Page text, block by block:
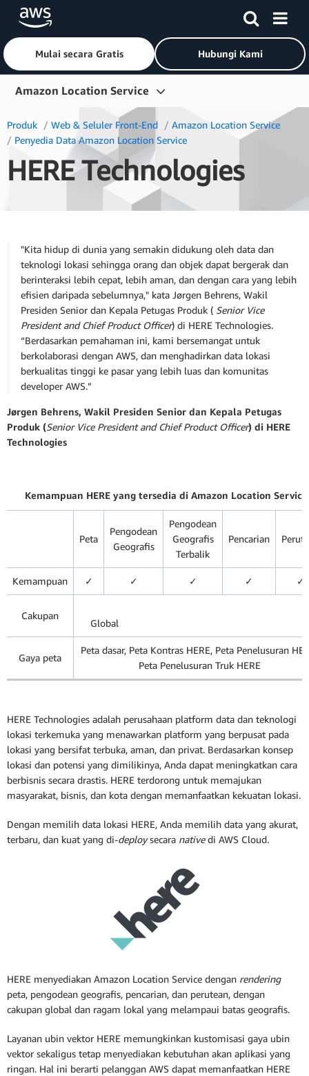
Lewati ke Konten Utama
Mulai secara Gratis Hubungi Kami
Amazon Location Service
Gambaran Umum
Produk
Industri
Sumber Daya
Produk Web & Seluler Front-End
Amazon Location Service
Penyedia Data Amazon Location Service
HERE Technologies
"Kita hidup di dunia yang semakin didukung oleh data dan
teknologi lokasi sehingga orang dan objek dapat bergerak dan
berinteraksi lebih cepat, lebih aman, dan dengan cara yang lebih
efisien daripada sebelumnya," kata Jørgen Behrens, Wakil
Presiden Senior dan Kepala Petugas Produk ( Senior Vice
President and Chief Product Officer) di HERE Technologies.
“Berdasarkan pemahaman ini, kami bersemangat untuk
berkolaborasi dengan AWS, dan menghadirkan data lokasi
berkualitas tinggi ke pasar yang lebih luas dan komunitas
developer AWS.”
Jørgen Behrens, Wakil Presiden Senior dan Kepala Petugas
Produk (Senior Vice President and Chief Product Officer) di HERE
Technologies
Kemampuan HERE yang tersedia di Amazon Location Service
Peta
Pengodean
Geografis
Pengodean
Geografis
Terbalik
Pencarian
Kemampuan ✓ ✓ ✓ ✓ ✓
Cakupan
Global
Gaya peta
Peta dasar, Peta Kontras HERE, Peta Penelusuran
Peta Penelusuran Truk HERE
HERE Technologies adalah perusahaan platform data dan teknologi
lokasi terkemuka yang menawarkan platform yang berpusat pada
lokasi yang bersifat terbuka, aman, dan privat. Berdasarkan konsep
lokasi dan potensi yang dimilikinya, Anda dapat meningkatkan cara
berbisnis secara drastis. HERE terdorong untuk memajukan
masyarakat, bisnis, dan kota dengan memanfaatkan kekuatan lokasi.
Dengan memilih data lokasi HERE, Anda memilih data yang akurat,
terbaru, dan kuat yang di-deploysecara nativedi AWS Cloud.
HERE menyediakan Amazon Location Service dengan rendering
peta, pengodean geografis, pencarian, dan perutean, dengan
cakupan global dan ragam lokal yang melampaui batas geografis.
Layanan ubin vektor HERE memungkinkan kustomisasi gaya ubin
vektor sekaligus tetap menyediakan kebutuhan akan aplikasi yang
ringan. Hal ini berarti pelanggan AWS dapat memanfaatkan HERE